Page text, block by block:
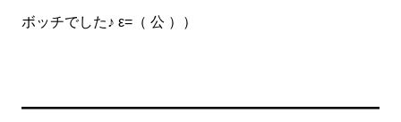
ボッチでした♪ ε=（ 公 ））
━━━━━━━━━━━━━━━━━━━━━━━━━